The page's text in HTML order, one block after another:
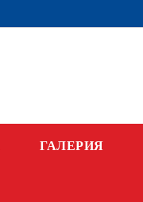
ГАЛЕРИЯ